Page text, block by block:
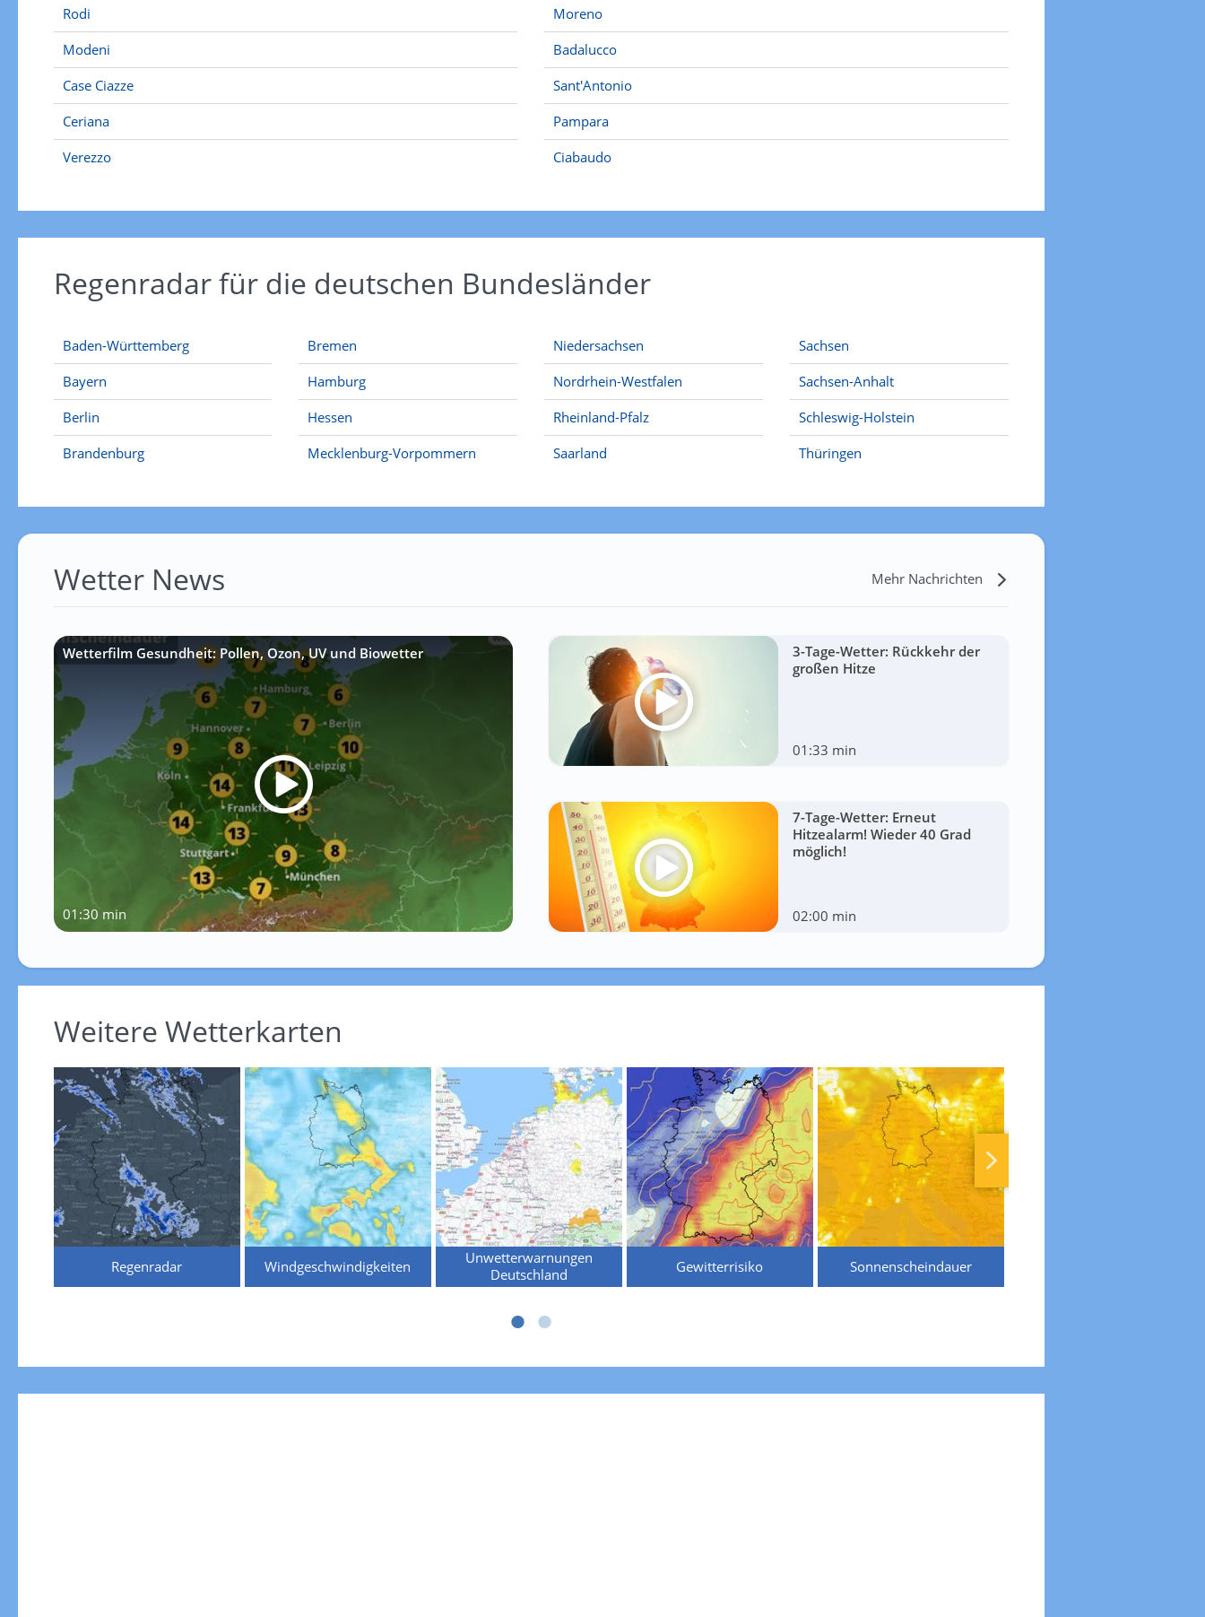
Rodi
Modeni
Case Ciazze
Ceriana
Verezzo
Moreno
Badalucco
Sant'Antonio
Pampara
Ciabaudo
Regenradar für die deutschen Bundesländer
Baden-Württemberg
Bayern
Berlin
Brandenburg
Bremen
Hamburg
Hessen
Mecklenburg-Vorpommern
Niedersachsen
Nordrhein-Westfalen
Rheinland-Pfalz
Saarland
Sachsen
Sachsen-Anhalt
Schleswig-Holstein
Thüringen
Wetter News Mehr Nachrichten
Wetterfilm Gesundheit: Pollen, Ozon, UV und Biowetter
01:30 min
3-Tage-Wetter: Rückkehr der
großen Hitze
01:33 min
7-Tage-Wetter: Erneut
Hitzealarm! Wieder 40 Grad
möglich!
02:00 min
Weitere Wetterkarten
Regenradar Windgeschwindigkeiten
Unwetterwarnungen
Deutschland
Gewitterrisiko Sonnenscheindauer